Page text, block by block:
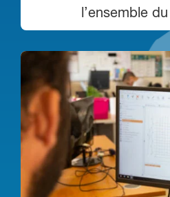
l’ensemble